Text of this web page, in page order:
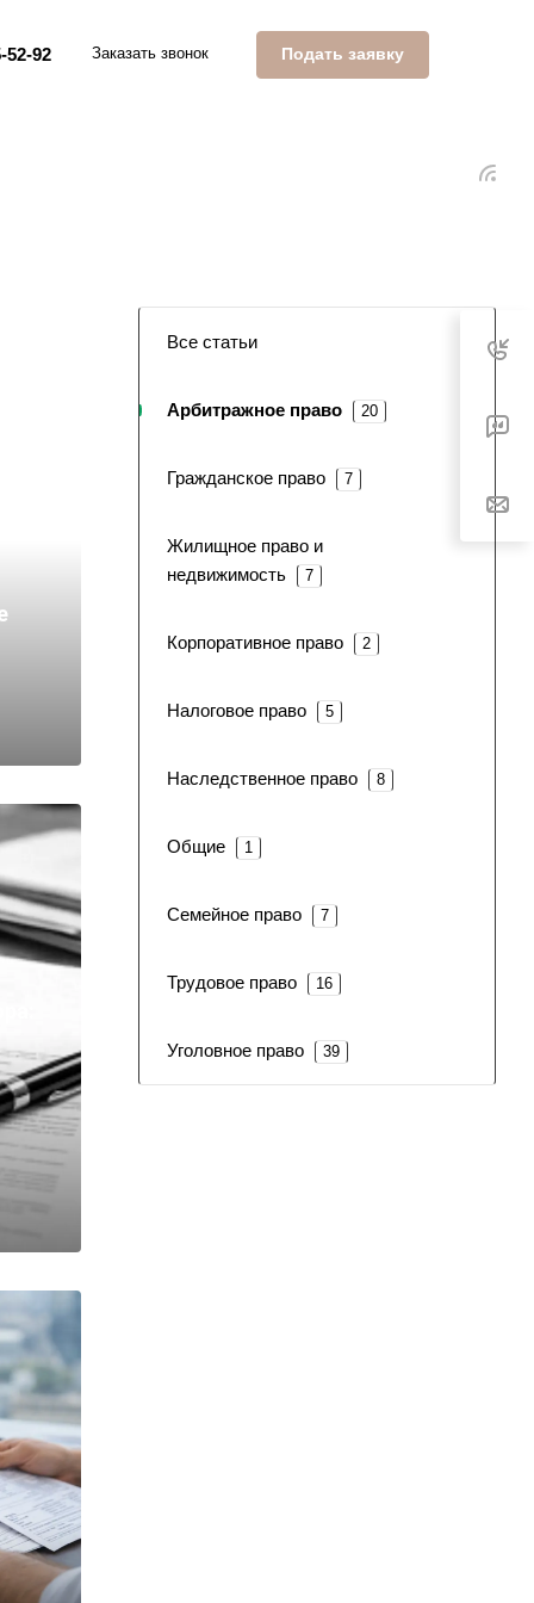
52-92 Заказать звонок Подать заявку
Все статьи
Арбитражное право 20
Гражданское право 7
Жилищное право и
недвижимость
7
Корпоративное право 2
Налоговое право 5
Наследственное право 8
Общие 1
Семейное право 7
Трудовое право 16
Уголовное право 39